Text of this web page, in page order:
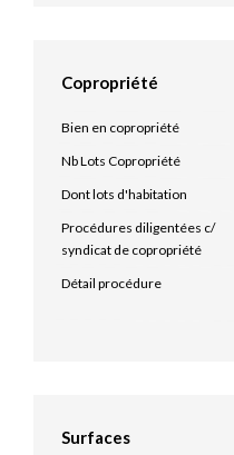
Copropriété
Bien en copropriété
Nb Lots Copropriété
Dont lots d'habitation
Procédures diligentées c/
syndicat de copropriété
Détail procédure
Surfaces